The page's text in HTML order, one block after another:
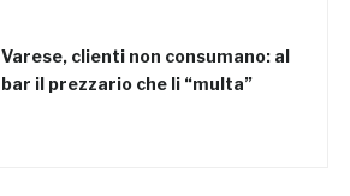
Varese, clienti non consumano: al
bar il prezzario che li “multa”